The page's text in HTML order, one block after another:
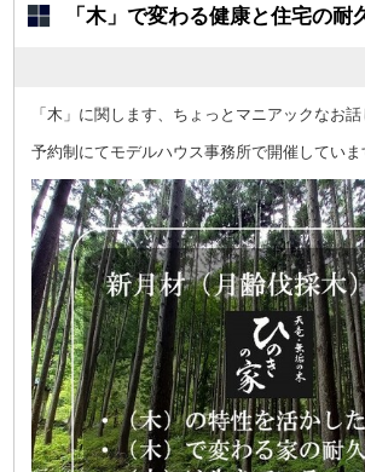
「木」で変わる健康と住宅の耐
「木」に関します、ちょっとマニアックなお話
予約制にてモデルハウス事務所で開催していま